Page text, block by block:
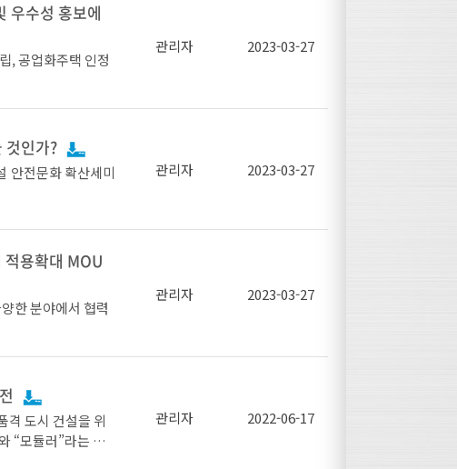
태국 박사는 『건
발표를 통해 가
이 공사에서 고강
안을 제시하였다.
심사기준 및 절
하였다.
수성을 소개하며,
설자재 개발현황,
, 포스코 김종민
였다.
경쟁력 향상을 위
, 동국제강 등 73
준
럽연합, 미국, 일
었다. 이에 따라 싱
20% 저감하여
재 적용확대를 위
필수적이였다. 한
싱가포르에 많은
정작업에 참여하는
TECHNOLIGY)
. 싱가포르 건축설
에 KS 기준 등록
6월 발간되었다.
우수성 홍보에
, 공업화주택 인정
계획을 확정했다.
책협의체, 모듈러
획이다.
관리자 2023-03-27
것인가?
안전문화 확산세미
이 발생하고 있으
시급
국민이 이용하
종 사용, 관리미흡
실에서 ‘하강레저
관리자 2023-03-27
용확대 MOU
한 분야에서 협력
사에서 철강협회
관리자 2023-03-27
격 도시 건설을 위
“모듈러”라는 키
관리자 2022-06-17